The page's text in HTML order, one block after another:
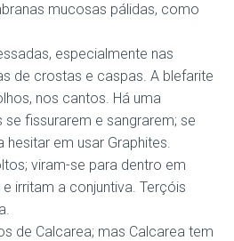
mucosas pálidas, como
especialmente nas
de crostas e caspas. A blefarite
nos cantos. Há uma
fissurarem e sangrarem; se
em usar Graphites.
viram-se para dentro em
irritam a conjuntiva. Terçóis
de Calcarea; mas Calcarea tem